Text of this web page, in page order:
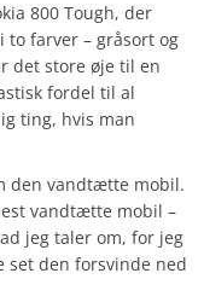
800 Tough, der
to farver – gråsort og
det store øje til en
fordel til al
ting, hvis man
den vandtætte mobil.
vandtætte mobil –
jeg taler om, for jeg
den forsvinde ned